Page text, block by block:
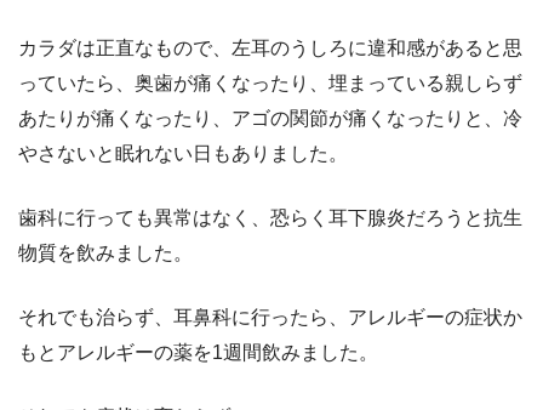
カラダは正直なもので、左耳のうしろに違和感があると思
っていたら、奥歯が痛くなったり、埋まっている親しらず
あたりが痛くなったり、アゴの関節が痛くなったりと、冷
やさないと眠れない日もありました。
歯科に行っても異常はなく、恐らく耳下腺炎だろうと抗生
物質を飲みました。
それでも治らず、耳鼻科に行ったら、アレルギーの症状か
もとアレルギーの薬を1週間飲みました。